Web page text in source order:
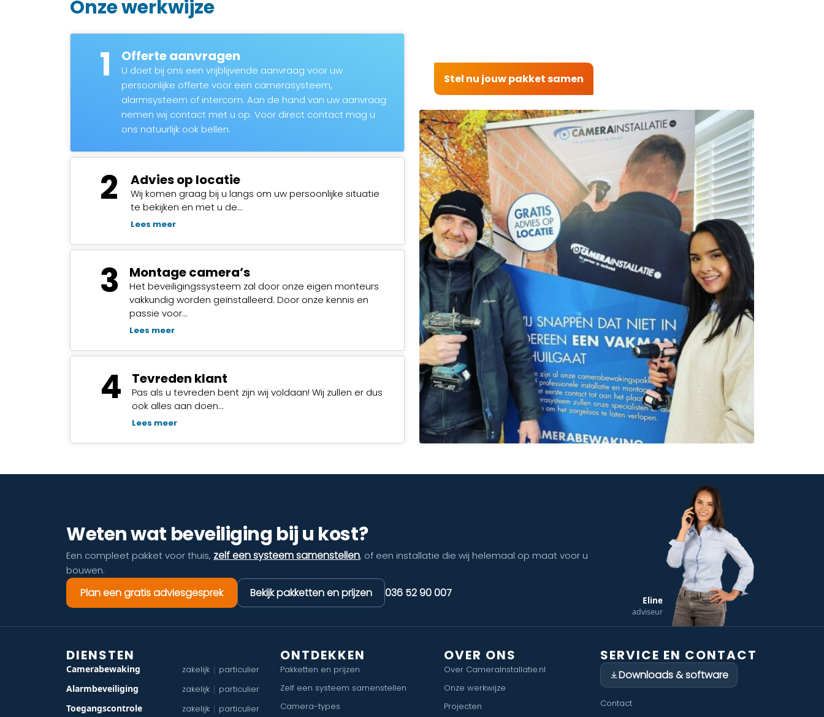
Onze werkwijze
1 Offerte aanvragen
U doet bij ons een vrijblijvende aanvraag voor uw
persoonlijke offerte voor een camerasysteem,
alarmsysteem of intercom. Aan de hand van uw aanvraag
nemen wij contact met u op. Voor direct contact mag u
ons natuurlijk ook bellen.
2 Advies op locatie
Wij komen graag bij u langs om uw persoonlijke situatie
te bekijken en met u de…
Lees meer
3 Montage camera’s
Het beveiligingssysteem zal door onze eigen monteurs
vakkundig worden geïnstalleerd. Door onze kennis en
passie voor…
Lees meer
4 Tevreden klant
Pas als u tevreden bent zijn wij voldaan! Wij zullen er dus
ook alles aan doen…
Lees meer
Stel nu jouw pakket samen
Weten wat beveiliging bij u kost?
Een compleet pakket voor thuis, zelf een systeem samenstellen, of een installatie die wij helemaal op maat voor u
bouwen.
Plan een gratis adviesgesprek Bekijk pakketten en prijzen 036 52 90 007
Eline
adviseur
DIENSTEN
Camerabewaking zakelijk | particulier
Alarmbeveiliging
zakelijk | particulier
Toegangscontrole
zakelijk | particulier
ONTDEKKEN
Pakketten en prijzen
Zelf een systeem samenstellen
Camera-types
OVER ONS
Over CameraInstallatie.nl
Onze werkwijze
Projecten
SERVICE EN CONTACT
Downloads & software
Contact